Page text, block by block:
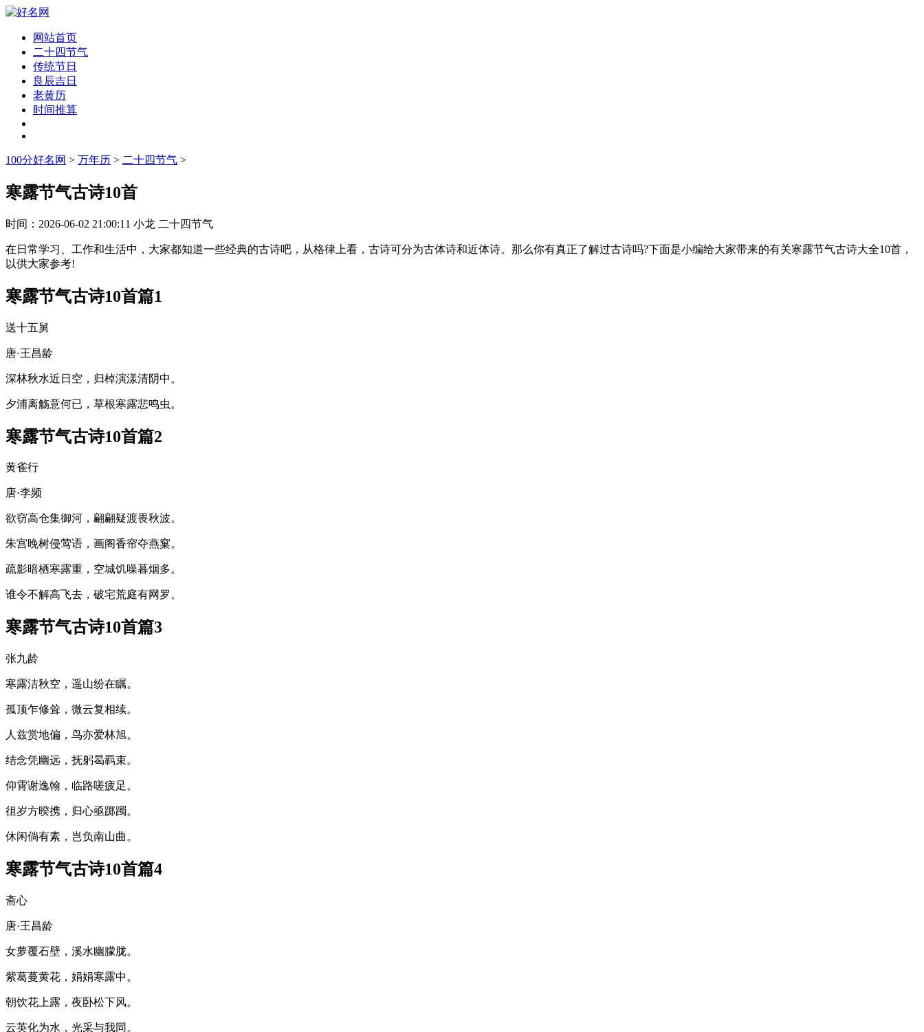
网站首页
二十四节气
传统节日
良辰吉日
老黄历
时间推算
100分好名网 > 万年历 > 二十四节气 >
寒露节气古诗10首
时间： 2026-06-02 21:00:11 小龙 二十四节气
在日常学习、工作和生活中，大家都知道一些经典的古诗吧，从格律上看，古诗可分为古体诗和近体诗。那么你有真正了解过古诗吗?下面是小编给大家带来的有关寒露节气古诗大全10首，
以供大家参考!
寒露节气古诗10首篇1
送十五舅
唐·王昌龄
深林秋水近日空，归棹演漾清阴中。
夕浦离觞意何已，草根寒露悲鸣虫。
寒露节气古诗10首篇2
黄雀行
唐·李频
欲窃高仓集御河，翩翩疑渡畏秋波。
朱宫晚树侵莺语，画阁香帘夺燕窠。
疏影暗栖寒露重，空城饥噪暮烟多。
谁令不解高飞去，破宅荒庭有网罗。
寒露节气古诗10首篇3
张九龄
寒露洁秋空，遥山纷在瞩。
孤顶乍修耸，微云复相续。
人兹赏地偏，鸟亦爱林旭。
结念凭幽远，抚躬曷羁束。
仰霄谢逸翰，临路嗟疲足。
徂岁方暌携，归心亟踯躅。
休闲倘有素，岂负南山曲。
寒露节气古诗10首篇4
斋心
唐·王昌龄
女萝覆石壁，溪水幽朦胧。
紫葛蔓黄花，娟娟寒露中。
朝饮花上露，夜卧松下风。
云英化为水，光采与我同。